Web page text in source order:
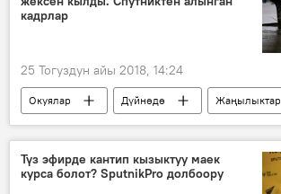
кадрлар
25 Тогуздун айы 2018, 14:24
Окуялар Дүйнөдө
Жаңылыктар
Гавайи
арал бороон
Түз эфирде кантип кызыктуу маек
курса болот? SputnikPro долбоору